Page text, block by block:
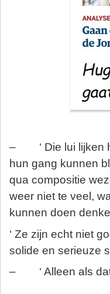
– ‘ Die lui lijken
hun gang kunnen
qua compositie
weer niet te veel,
kunnen doen
‘ Ze zijn echt niet
solide en serieuze
– ‘ Alleen als dat